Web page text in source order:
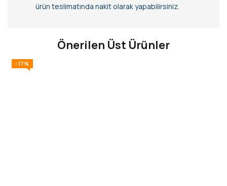
ürün teslimatında nakit olarak yapabilirsiniz.
Önerilen Üst Ürünler
-17%